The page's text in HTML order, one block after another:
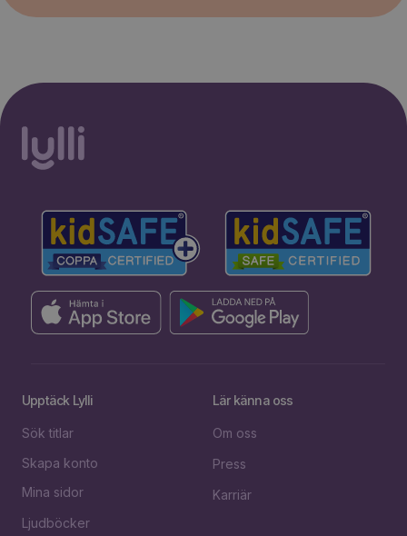
Upptäck Lylli
Sök titlar
Skapa konto
Mina sidor
Ljudböcker
Lär känna oss
Om oss
Press
Karriär